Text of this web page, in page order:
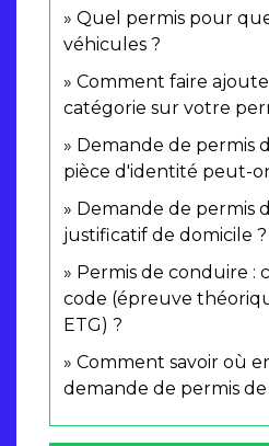
Quel permis pour
véhicules ?
Comment faire
catégorie sur votre
Demande de permis
pièce d'identité peut-
Demande de permis
justificatif de domicile ?
Permis de conduire :
code (épreuve
ETG) ?
Comment savoir où
demande de permis